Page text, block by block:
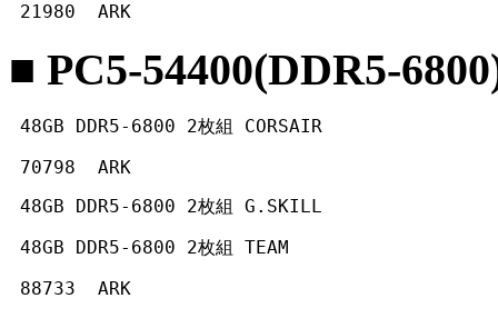
21980  ARK
■ PC5-54400(DDR5-
48GB DDR5-6800 2枚組 CORSAIR
70798  ARK
48GB DDR5-6800 2枚組 G.SKILL
48GB DDR5-6800 2枚組 TEAM
88733  ARK